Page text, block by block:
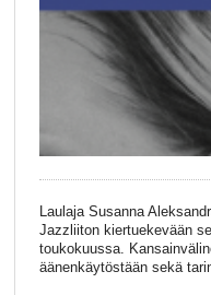
Laulaja Susanna
Jazzliiton kiertuekevään
toukokuussa.
äänenkäytöstään sekä